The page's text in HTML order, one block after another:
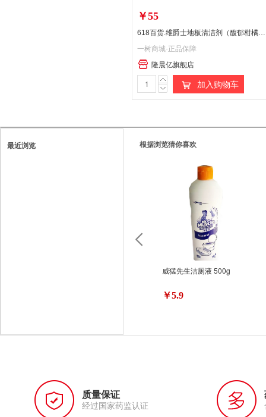
￥55
一树商城-正品保障
隆晨亿旗舰店
加入购物车
最近浏览 根据浏览猜你喜欢
威猛先生洁厕液 500g
￥5.9
质量保证
经过国家药监认证